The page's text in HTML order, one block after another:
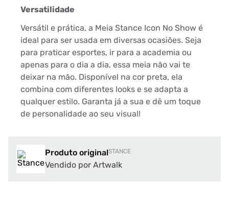
Versatilidade
Versátil e prática, a Meia Stance Icon No Show é
ideal para ser usada em diversas ocasiões. Seja
para praticar esportes, ir para a academia ou
apenas para o dia a dia, essa meia não vai te
deixar na mão. Disponível na cor preta, ela
combina com diferentes looks e se adapta a
qualquer estilo. Garanta já a sua e dê um toque
de personalidade ao seu visual!
Produto originalSTANCE
Vendido por Artwalk